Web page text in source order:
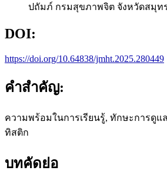
ปถัมภ์ กรมสุขภาพจิต จังหวัดสมุท
DOI:
https://doi.org/10.64838/jmht.2025.280449
คำสำคัญ:
ความพร้อมในการเรียนรู้, ทักษะการดูแ
ทิสติก
บทคัดย่อ